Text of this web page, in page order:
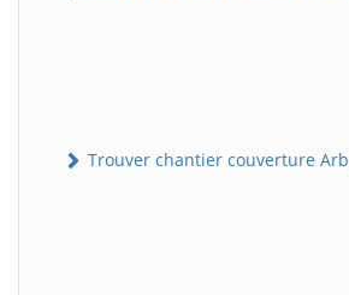
Trouver chantier couverture